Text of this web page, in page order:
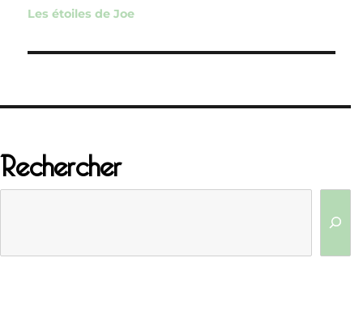
l’article
Les étoiles de Joe
Rechercher